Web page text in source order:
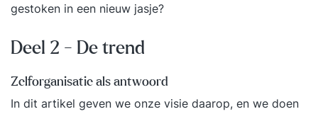
gestoken in een nieuw jasje?
Deel 2 - De trend
Zelforganisatie als antwoord
In dit artikel geven we onze visie daarop, en we doen